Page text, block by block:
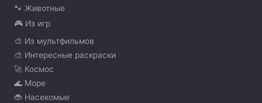
🐾 Животные
🎮 Из игр
🎨 Из мультфильмов
🎨 Интересные раскраски
🚀 Космос
🌊 Море
🐞 Насекомые